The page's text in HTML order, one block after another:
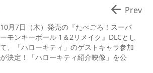
10月7日（木）発売の『たべごろ！スーパ
ーモンキーボール 1＆2リメイク』DLCとし
て、「ハローキティ」のゲストキャラ参加
が決定！「ハローキティ紹介映像」を公
 Prev